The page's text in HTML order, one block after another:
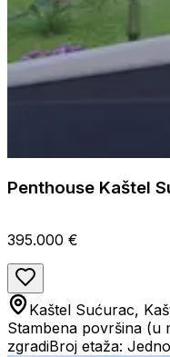
Penthouse Kaštel
395.000 €
Kaštel Sućurac,
Stambena površina (u
zgradiBroj etaža: